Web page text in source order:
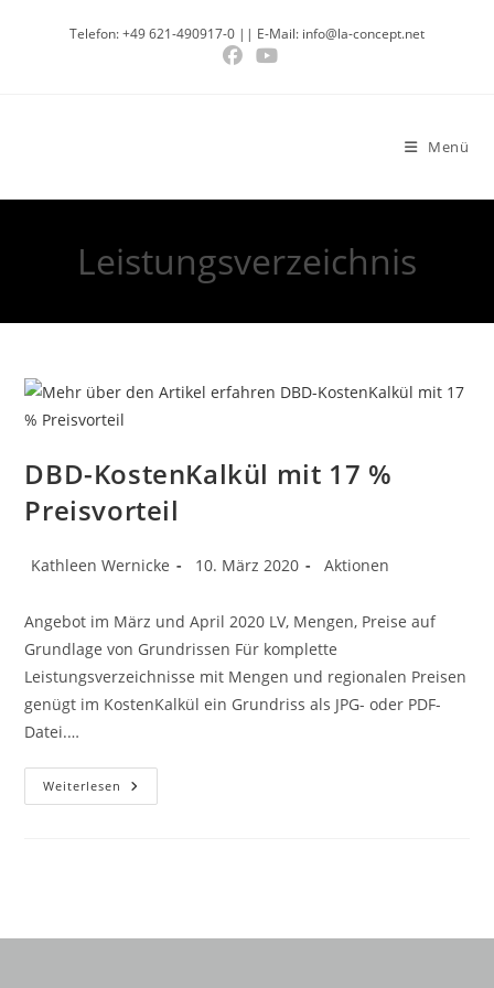
Telefon: +49 621-490917-0 || E-Mail: info@la-concept.net
Menü
Leistungsverzeichnis
DBD-KostenKalkül mit 17 %
Preisvorteil
Kathleen Wernicke 10. März 2020 Aktionen
Angebot im März und April 2020 LV, Mengen, Preise auf
Grundlage von Grundrissen Für komplette
Leistungsverzeichnisse mit Mengen und regionalen Preisen
genügt im KostenKalkül ein Grundriss als JPG- oder PDF-
Datei.…
Weiterlesen